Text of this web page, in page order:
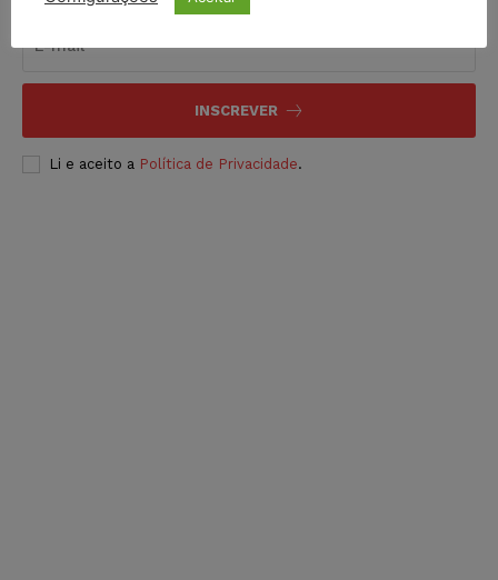
INSCREVER
Li e aceito a Política de Privacidade.